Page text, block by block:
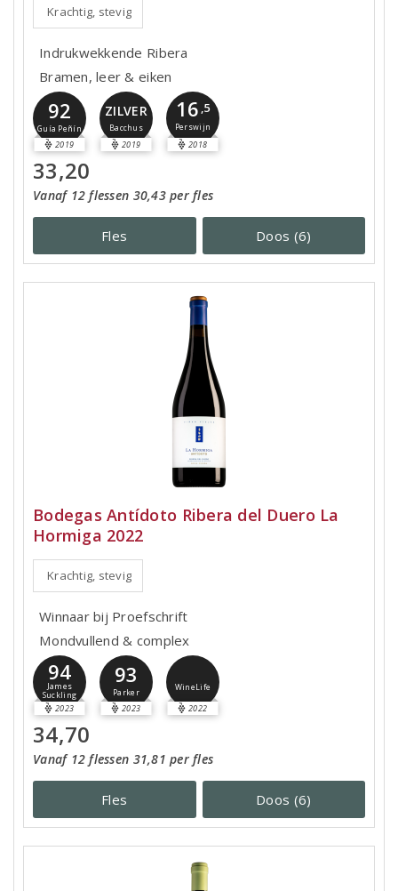
Krachtig, stevig
Indrukwekkende Ribera
Bramen, leer & eiken
92
Guía Peñín
2019
ZILVER
Bacchus
2019
16 ,5
Perswijn
2018
33,20
Vanaf 12 flessen 30,43 per fles
Fles Doos (6)
Bodegas Antídoto Ribera del Duero La
Hormiga 2022
Krachtig, stevig
Winnaar bij Proefschrift
Mondvullend & complex
94
James
Suckling
2023
93
Parker
2023
WineLife
2022
34,70
Vanaf 12 flessen 31,81 per fles
Fles Doos (6)